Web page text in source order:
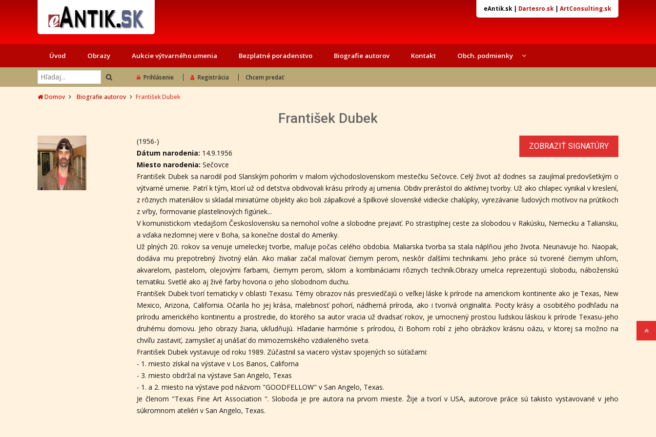
eAntik.sk| Dartesro.sk| ArtConsulting.sk
Úvod Obrazy Aukcie výtvarného umenia Bezplatné poradenstvo Biografie autorov Kontakt Obch. podmienky
Prihlásenie Registrácia Chcem predať
Domov Biografie autorov František Dubek
František Dubek
ZOBRAZIŤ SIGNATÚRY
(1956-)
Dátum narodenia: 14.9.1956
Miesto narodenia:Sečovce
František Dubek sa narodil pod Slanským pohorím v malom východoslovenskom mestečku Sečovce. Celý život až dodnes sa zaujímal predovšetkým o
výtvarné umenie. Patrí k tým, ktorí už od detstva obdivovali krásu prírody aj umenia. Obdiv prerástol do aktívnej tvorby. Už ako chlapec vynikal v kreslení,
z rôznych materiálov si skladal miniatúrne objekty ako boli zápalkové a špilkové slovenské vidiecke chalúpky, vyrezávanie ľudových motívov na prútikoch
z vŕby, formovanie plastelinových figúriek...
V komunistickom vtedajšom Československu sa nemohol voľne a slobodne prejaviť. Po strastiplnej ceste za slobodou v Rakúsku, Nemecku a Taliansku,
a vďaka nezlomnej viere v Boha, sa konečne dostal do Ameriky.
Už plných 20. rokov sa venuje umeleckej tvorbe, maľuje počas celého obdobia. Maliarska tvorba sa stala náplňou jeho života. Neunavuje ho. Naopak,
dodáva mu prepotrebný životný elán. Ako maliar začal maľovať čiernym perom, neskôr ďalšími technikami. Jeho práce sú tvorené čiernym uhľom,
akvarelom, pastelom, olejovými farbami, čiernym perom, sklom a kombináciami rôznych techník.Obrazy umelca reprezentujú slobodu, náboženskú
tematiku. Svetlé ako aj živé farby hovoria o jeho slobodnom duchu.
František Dubek tvorí tematicky v oblasti Texasu. Témy obrazov nás presviedčajú o veľkej láske k prírode na americkom kontinente ako je Texas, New
Mexico, Arizona, California. Očarila ho jej krása, malebnosť pohorí, nádherná príroda, ako i tvorivá originalita. Pocity krásy a osobitého podhľadu na
prírodu amerického kontinentu a prostredie, do ktorého sa autor vracia už dvadsať rokov, je umocnený prostou ľudskou láskou k prírode Texasu-jeho
druhému domovu. Jeho obrazy žiaria, ukľudňujú. Hľadanie harmónie s prírodou, či Bohom robí z jeho obrázkov krásnu oázu, v ktorej sa možno na
chvíľu zastaviť, zamyslieť aj unášať do mimozemského vzdialeného sveta.
František Dubek vystavuje od roku 1989. Zúčastnil sa viacero výstav spojených so súťažami:
- 1. miesto získal na výstave v Los Banos, Californa
- 3. miesto obdržal na výstave San Angelo, Texas
- 1. a 2. miesto na výstave pod názvom "GOODFELLOW" v San Angelo, Texas.
Je členom "Texas Fine Art Association ". Sloboda je pre autora na prvom mieste. Žije a tvorí v USA, autorove práce sú takisto vystavované v jeho
súkromnom ateliéri v San Angelo, Texas.